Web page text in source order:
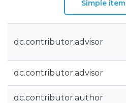
Simple
dc.contributor.advisor
dc.contributor.advisor
dc.contributor.author